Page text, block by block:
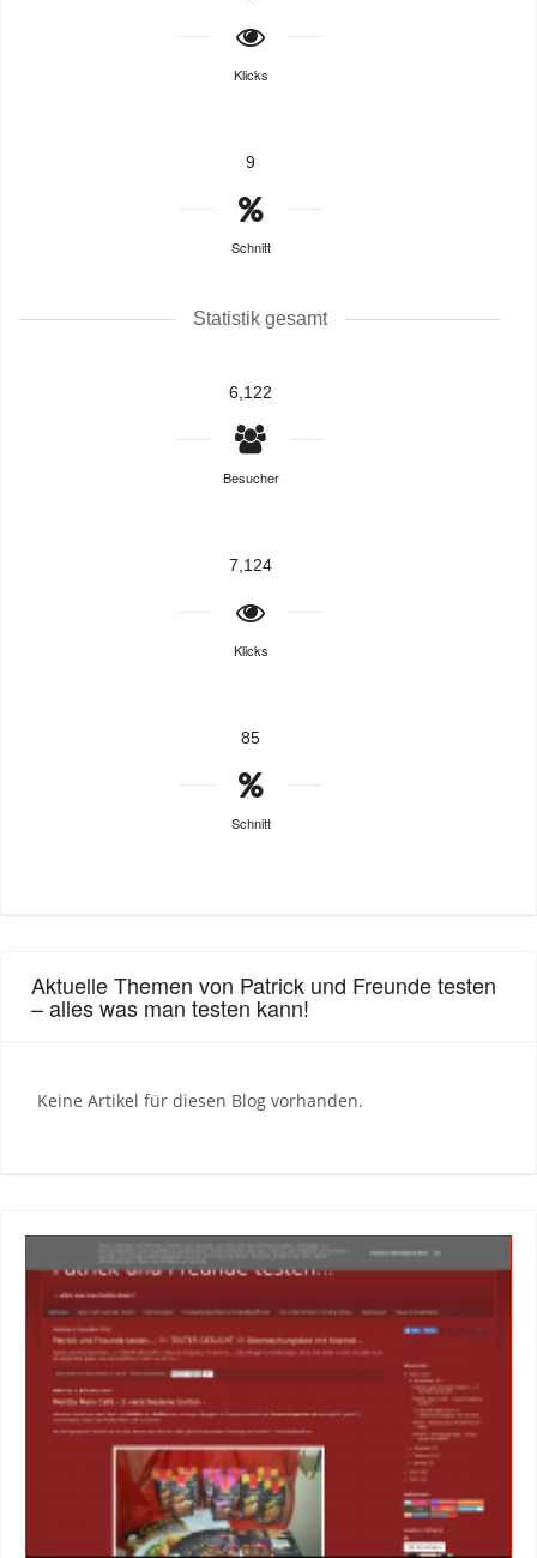
Klicks
9
Schnitt
Statistik gesamt
6,122
Besucher
7,124
Klicks
85
Schnitt
Aktuelle Themen von Patrick und Freunde testen
– alles was man testen kann!
Keine Artikel für diesen Blog vorhanden.